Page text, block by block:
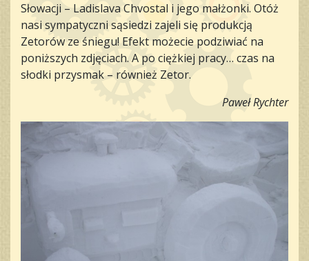
Słowacji – Ladislava Chvostal i jego małżonki. Otóż
nasi sympatyczni sąsiedzi zajeli się produkcją
Zetorów ze śniegu! Efekt możecie podziwiać na
poniższych zdjęciach. A po ciężkiej pracy… czas na
słodki przysmak – również Zetor.
Paweł Rychter